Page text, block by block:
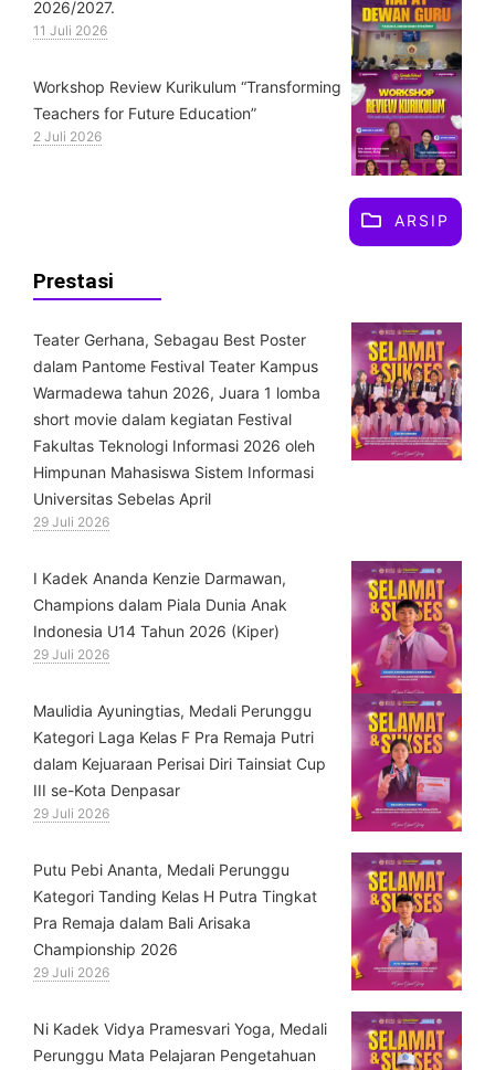
2026/2027.
11 Juli 2026
Workshop Review Kurikulum “Transforming
Teachers for Future Education”
2 Juli 2026
ARSIP
Prestasi
Teater Gerhana, Sebagau Best Poster
dalam Pantome Festival Teater Kampus
Warmadewa tahun 2026, Juara 1 lomba
short movie dalam kegiatan Festival
Fakultas Teknologi Informasi 2026 oleh
Himpunan Mahasiswa Sistem Informasi
Universitas Sebelas April
29 Juli 2026
⁠I Kadek Ananda Kenzie Darmawan,
Champions dalam Piala Dunia Anak
Indonesia U14 Tahun 2026 (Kiper)
29 Juli 2026
⁠Maulidia Ayuningtias, Medali Perunggu
Kategori Laga Kelas F Pra Remaja Putri
dalam Kejuaraan Perisai Diri Tainsiat Cup
III se-Kota Denpasar
29 Juli 2026
Putu Pebi Ananta, Medali Perunggu
Kategori Tanding Kelas H Putra Tingkat
Pra Remaja dalam Bali Arisaka
Championship 2026
29 Juli 2026
⁠Ni Kadek Vidya Pramesvari Yoga, Medali
Perunggu Mata Pelajaran Pengetahuan